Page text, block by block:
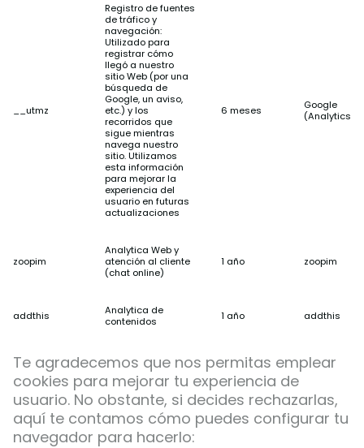
__utmz
Registro de fuentes
de tráfico y
navegación:
Utilizado para
registrar cómo
llegó a nuestro
sitio Web (por una
búsqueda de
Google, un aviso,
etc.) y los
recorridos que
sigue mientras
navega nuestro
sitio. Utilizamos
esta información
para mejorar la
experiencia del
usuario en futuras
actualizaciones
6 meses
Google
(Analytics)
zoopim
Analytica Web y
atención al cliente
(chat online)
1 año zoopim
addthis
Analytica de
contenidos
1 año addthis
Te agradecemos que nos permitas emplear
cookies para mejorar tu experiencia de
usuario. No obstante, si decides rechazarlas,
aquí te contamos cómo puedes configurar tu
navegador para hacerlo: